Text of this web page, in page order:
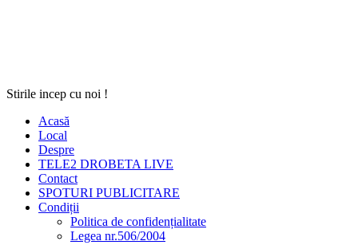
Stirile incep cu noi !
Acasă
Local
Despre
TELE2 DROBETA LIVE
Contact
SPOTURI PUBLICITARE
Condiții
Politica de confidențialitate
Legea nr.506/2004